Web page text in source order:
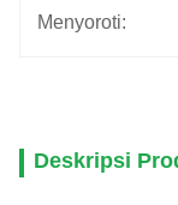
Menyoroti:
Deskripsi